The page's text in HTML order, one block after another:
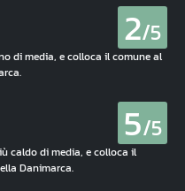
2/5
di media, e colloca il comune al
5/5
caldo di media, e colloca il
Danimarca.